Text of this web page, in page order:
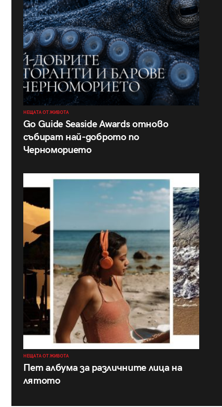
НЕЩАТА ОТ ЖИВОТА
Go Guide Seaside Awards отново
събират най-доброто по
Черноморието
НЕЩАТА ОТ ЖИВОТА
Пет албума за различните лица на
лятото